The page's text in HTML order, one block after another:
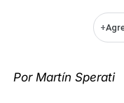
+
Por Martín Sperati